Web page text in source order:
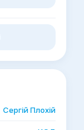
Сергій Плохій